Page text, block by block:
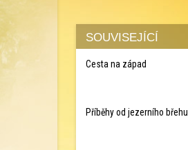
SOUVISEJÍCÍ
Cesta na západ
Příběhy od jezerního břehu